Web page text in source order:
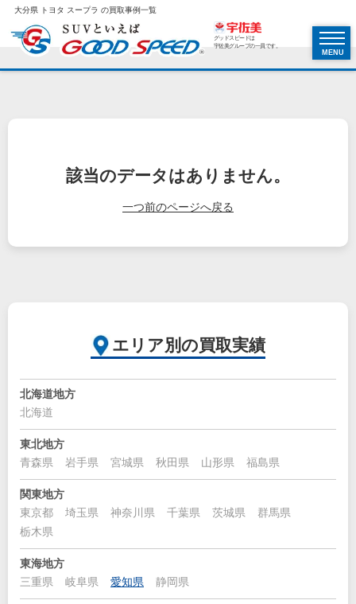
大分県 トヨタ スープラ の買取事例一覧
グッドスピードは
宇佐美グループの一員です。
MENU
該当のデータはありません。
一つ前のページへ戻る
エリア別の買取実績
北海道地方
北海道
東北地方
青森県
岩手県 宮城県 秋田県 山形県 福島県
関東地方
東京都
埼玉県 神奈川県 千葉県 茨城県
群馬県
栃木県
東海地方
三重県
岐阜県 愛知県 静岡県